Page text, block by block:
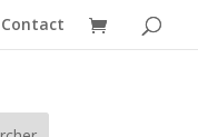
Contact